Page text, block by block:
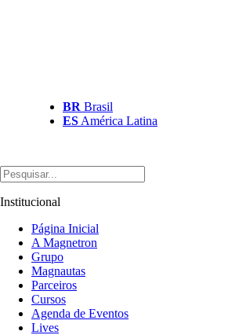
BR Brasil
ES América Latina
Institucional
Página Inicial
A Magnetron
Grupo
Magnautas
Parceiros
Cursos
Agenda de Eventos
Lives